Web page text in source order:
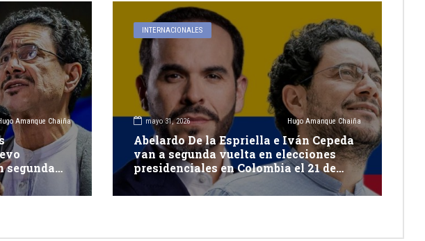
Amanque Chaiña
segunda
INTERNACIONALES
mayo 31, 2026 Hugo Amanque Chaiña
Abelardo De la Espriella e Iván Cepeda
van a segunda vuelta en elecciones
presidenciales en Colombia el 21 de
junio